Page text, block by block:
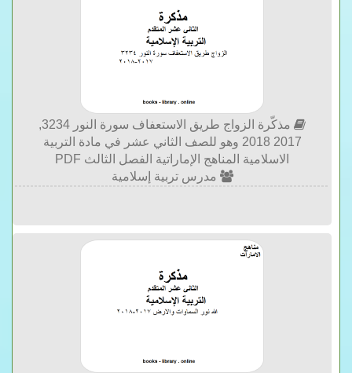
مذكّرة الزواج طريق الاستعفاف سورة النور 3234,
2017 2018 وهو للصف الثاني عشر في مادة التربية
الاسلامية المناهج الإماراتية الفصل الثالث PDF
مدرس تربية إسلامية